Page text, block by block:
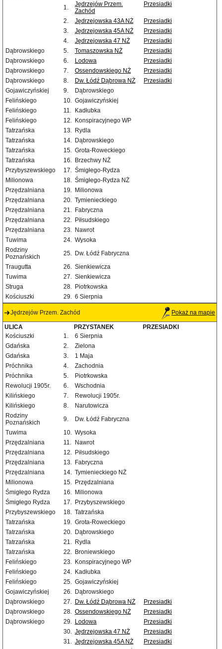
1.
Jędrzejów Przem.
Zachód
Przesiadki
2. Jędrzejowska 43A NŻ
Przesiadki
3.
Jędrzejowska 45A NŻ
Przesiadki
4.
Jędrzejowska 47 NŻ
Przesiadki
Dąbrowskiego
5. Tomaszowska NŻ
Przesiadki
Dąbrowskiego
6. Lodowa
Przesiadki
Dąbrowskiego
7. Ossendowskiego NŻ
Przesiadki
Dąbrowskiego
8. Dw. Łódź Dąbrowa NŻ
Przesiadki
Gojawiczyńskiej
9.
Dąbrowskiego
Felińskiego
10. Gojawiczyńskiej
Felińskiego
11.
Kadłubka
Felińskiego
12. Konspiracyjnego WP
Tatrzańska
13. Rydla
Tatrzańska
14. Dąbrowskiego
Tatrzańska
15. Grota-Roweckiego
Tatrzańska
16. Brzechwy NŻ
Przybyszewskiego
17. Śmigłego-Rydza
Milionowa
18. Śmigłego-Rydza NŻ
Przędzalniana
19. Milionowa
Przędzalniana
20. Tymienieckiego
Przędzalniana
21. Fabryczna
Przędzalniana
22. Piłsudskiego
Przędzalniana
23. Nawrot
Tuwima
24. Wysoka
Rodziny
Poznańskich
25. Dw. Łódź Fabryczna
Traugutta
26. Sienkiewicza
Tuwima
27. Sienkiewicza
Struga
28. Piotrkowska
Kościuszki
29. 6 Sierpnia
Jędrzejów Przem. Zachód Pokaż na mapie
ULICA PRZYSTANEK
PRZESIADKI
Kościuszki
1.
6 Sierpnia
Gdańska
2.
Zielona
Gdańska
3.
1 Maja
Próchnika
4.
Zachodnia
Próchnika
5.
Piotrkowska
Rewolucji 1905r.
6.
Wschodnia
Kilińskiego
7.
Rewolucji 1905r.
Kilińskiego
8.
Narutowicza
Rodziny
Poznańskich
9.
Dw. Łódź Fabryczna
Tuwima
10. Wysoka
Przędzalniana
11.
Nawrot
Przędzalniana
12. Piłsudskiego
Przędzalniana
13. Fabryczna
Przędzalniana
14. Tymienieckiego NŻ
Milionowa
15. Przędzalniana
Śmigłego Rydza
16. Milionowa
Śmigłego Rydza
17. Przybyszewskiego
Przybyszewskiego
18. Tatrzańska
Tatrzańska
19. Grota-Roweckiego
Tatrzańska
20. Dąbrowskiego
Tatrzańska
21. Rydla
Tatrzańska
22. Broniewskiego
Felińskiego
23. Konspiracyjnego WP
Felińskiego
24. Kadłubka
Felińskiego
25. Gojawiczyńskiej
Gojawiczyńskiej
26. Dąbrowskiego
Dąbrowskiego
27. Dw. Łódź Dąbrowa NŻ
Przesiadki
Dąbrowskiego
28. Ossendowskiego NŻ
Przesiadki
Dąbrowskiego
29. Lodowa
Przesiadki
30. Jędrzejowska 47 NŻ
Przesiadki
31. Jędrzejowska 45A NŻ
Przesiadki